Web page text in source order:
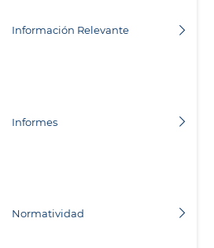
Información Relevante
Informes
Normatividad